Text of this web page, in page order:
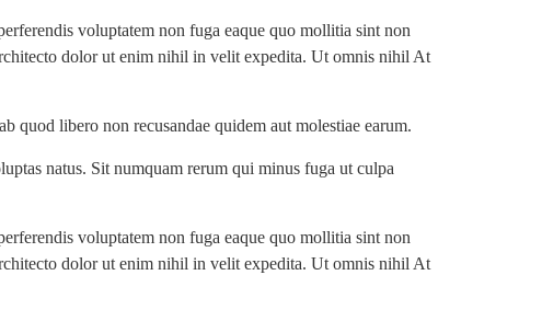
voluptatem non fuga eaque quo mollitia sint non
dolor ut enim nihil in velit expedita. Ut omnis nihil At
quod libero non recusandae quidem aut molestiae earum.
natus. Sit numquam rerum qui minus fuga ut culpa
voluptatem non fuga eaque quo mollitia sint non
dolor ut enim nihil in velit expedita. Ut omnis nihil At